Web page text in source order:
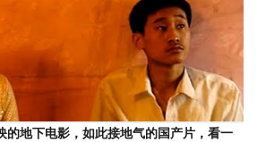
的地下电影，如此接地气的国产片，看一